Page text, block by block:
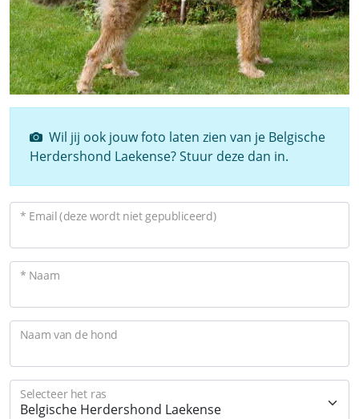
Wil jij ook jouw foto laten zien van je Belgische
Herdershond Laekense? Stuur deze dan in.
* Email (deze wordt niet gepubliceerd)
* Naam
Naam van de hond
Selecteer het ras